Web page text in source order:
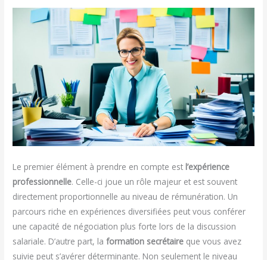
Le premier élément à prendre en compte est l’expérience
professionnelle. Celle-ci joue un rôle majeur et est souvent
directement proportionnelle au niveau de rémunération. Un
parcours riche en expériences diversifiées peut vous conférer
une capacité de négociation plus forte lors de la discussion
salariale. D’autre part, laformation secrétaire que vous avez
suivie peut s’avérer déterminante. Non seulement le niveau